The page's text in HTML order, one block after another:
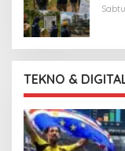
TEKNO &